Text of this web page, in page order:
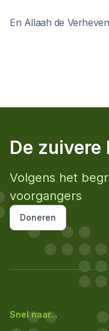
En Allaah de
De zuivere
Volgens het
voorgangers
Doneren
Snel naar...